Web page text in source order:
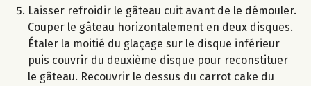
Laisser refroidir le gâteau cuit avant de le démouler.
Couper le gâteau horizontalement en deux disques.
Étaler la moitié du glaçage sur le disque inférieur
puis couvrir du deuxième disque pour reconstituer
le gâteau. Recouvrir le dessus du carrot cake du